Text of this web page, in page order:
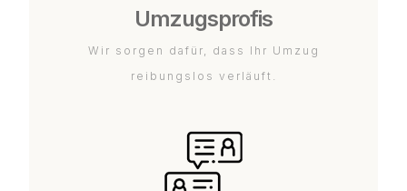
Umzugsprofis
Wir sorgen dafür, dass Ihr Umzug
reibungslos verläuft.